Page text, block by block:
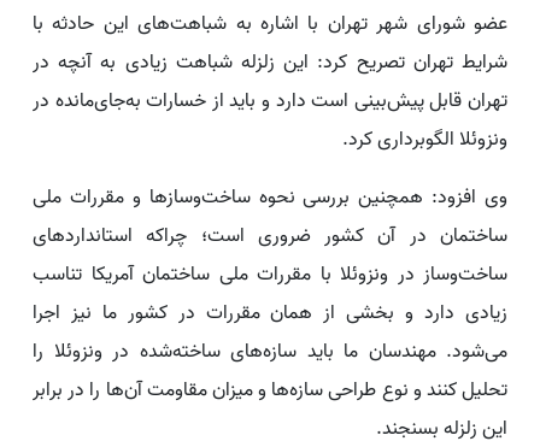
عضو شورای شهر تهران با اشاره به شباهت‌های این حادثه با
شرایط تهران تصریح کرد: این زلزله شباهت زیادی به آنچه در
تهران قابل پیش‌بینی است دارد و باید از خسارات به‌جای‌مانده در
ونزوئلا الگوبرداری کرد.
وی افزود: همچنین بررسی نحوه ساخت‌وسازها و مقررات ملی
ساختمان در آن کشور ضروری است؛ چراکه استانداردهای
ساخت‌وساز در ونزوئلا با مقررات ملی ساختمان آمریکا تناسب
زیادی دارد و بخشی از همان مقررات در کشور ما نیز اجرا
می‌شود. مهندسان ما باید سازه‌های ساخته‌شده در ونزوئلا را
تحلیل کنند و نوع طراحی سازه‌ها و میزان مقاومت آن‌ها را در برابر
این زلزله بسنجند.